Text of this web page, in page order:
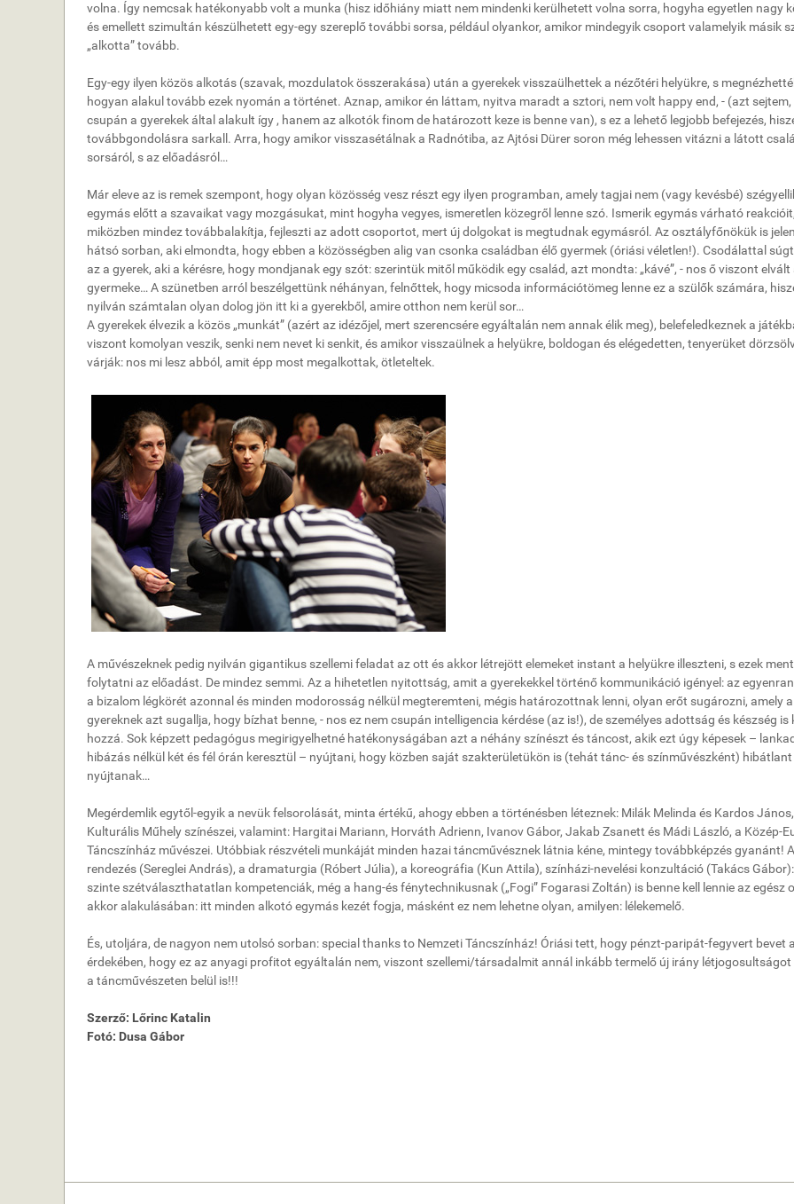
volna. Így nemcsak hatékonyabb volt a munka (hisz időhiány miatt nem mindenki kerülhetett volna sorra, hogyha egyetlen nagy
és emellett szimultán készülhetett egy-egy szereplő további sorsa, például olyankor, amikor mindegyik csoport valamelyik másik
„alkotta” tovább.
Egy-egy ilyen közös alkotás (szavak, mozdulatok összerakása) után a gyerekek visszaülhettek a nézőtéri helyükre, s
hogyan alakul tovább ezek nyomán a történet. Aznap, amikor én láttam, nyitva maradt a sztori, nem volt happy end, - (azt sejtem,
csupán a gyerekek által alakult így , hanem az alkotók finom de határozott keze is benne van), s ez a lehető legjobb befejezés,
továbbgondolásra sarkall. Arra, hogy amikor visszasétálnak a Radnótiba, az Ajtósi Dürer soron még lehessen vitázni a látott
sorsáról, s az előadásról…
Már eleve az is remek szempont, hogy olyan közösség vesz részt egy ilyen programban, amely tagjai nem (vagy kevésbé)
egymás előtt a szavaikat vagy mozgásukat, mint hogyha vegyes, ismeretlen közegről lenne szó. Ismerik egymás várható reakcióit,
miközben mindez továbbalakítja, fejleszti az adott csoportot, mert új dolgokat is megtudnak egymásról. Az osztályfőnökük is
hátsó sorban, aki elmondta, hogy ebben a közösségben alig van csonka családban élő gyermek (óriási véletlen!). Csodálattal
az a gyerek, aki a kérésre, hogy mondjanak egy szót: szerintük mitől működik egy család, azt mondta: „kávé”, - nos ő viszont elvált
gyermeke… A szünetben arról beszélgettünk néhányan, felnőttek, hogy micsoda információtömeg lenne ez a szülők számára,
nyilván számtalan olyan dolog jön itt ki a gyerekből, amire otthon nem kerül sor…
A gyerekek élvezik a közös „munkát” (azért az idézőjel, mert szerencsére egyáltalán nem annak élik meg), belefeledkeznek a
viszont komolyan veszik, senki nem nevet ki senkit, és amikor visszaülnek a helyükre, boldogan és elégedetten, tenyerüket
várják: nos mi lesz abból, amit épp most megalkottak, ötleteltek.
A művészeknek pedig nyilván gigantikus szellemi feladat az ott és akkor létrejött elemeket instant a helyükre illeszteni, s ezek
folytatni az előadást. De mindez semmi. Az a hihetetlen nyitottság, amit a gyerekekkel történő kommunikáció igényel: az
a bizalom légkörét azonnal és minden modorosság nélkül megteremteni, mégis határozottnak lenni, olyan erőt sugározni, amely a
gyereknek azt sugallja, hogy bízhat benne, - nos ez nem csupán intelligencia kérdése (az is!), de személyes adottság és készség is
hozzá. Sok képzett pedagógus megirigyelhetné hatékonyságában azt a néhány színészt és táncost, akik ezt úgy képesek –
hibázás nélkül két és fél órán keresztül – nyújtani, hogy közben saját szakterületükön is (tehát tánc- és színművészként) hibátlant
nyújtanak…
Megérdemlik egytől-egyik a nevük felsorolását, minta értékű, ahogy ebben a történésben léteznek: Milák Melinda és Kardos
Kulturális Műhely színészei, valamint: Hargitai Mariann, Horváth Adrienn, Ivanov Gábor, Jakab Zsanett és Mádi László, a Közép-
Táncszínház művészei. Utóbbiak részvételi munkáját minden hazai táncművésznek látnia kéne, mintegy továbbképzés gyanánt! A
rendezés (Sereglei András), a dramaturgia (Róbert Júlia), a koreográfia (Kun Attila), színházi-nevelési konzultáció (Takács
szinte szétválaszthatatlan kompetenciák, még a hang-és fénytechnikusnak („Fogi” Fogarasi Zoltán) is benne kell lennie az egész
akkor alakulásában: itt minden alkotó egymás kezét fogja, másként ez nem lehetne olyan, amilyen: lélekemelő.
És, utoljára, de nagyon nem utolsó sorban: special thanks to Nemzeti Táncszínház! Óriási tett, hogy pénzt-paripát-fegyvert bevet
érdekében, hogy ez az anyagi profitot egyáltalán nem, viszont szellemi/társadalmit annál inkább termelő új irány létjogosultságot
a táncművészeten belül is!!!
Szerző: Lőrinc Katalin
Fotó: Dusa Gábor